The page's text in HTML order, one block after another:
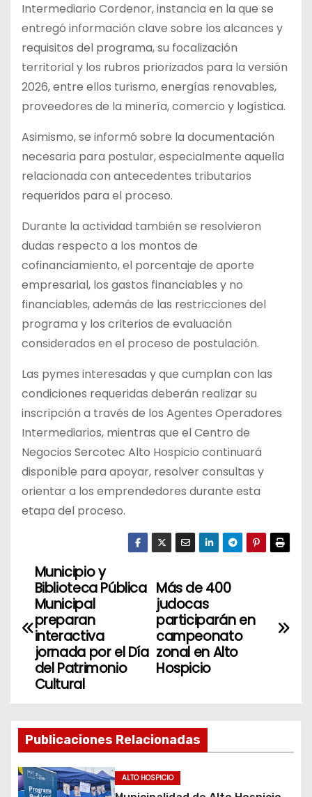
Intermediario Cordenor, instancia en la que se
entregó información clave sobre los alcances y
requisitos del programa, su focalización
territorial y los rubros priorizados para la versión
2026, entre ellos turismo, energías renovables,
proveedores de la minería, comercio y logística.
Asimismo, se informó sobre la documentación
necesaria para postular, especialmente aquella
relacionada con antecedentes tributarios
requeridos para el proceso.
Durante la actividad también se resolvieron
dudas respecto a los montos de
cofinanciamiento, el porcentaje de aporte
empresarial, los gastos financiables y no
financiables, además de las restricciones del
programa y los criterios de evaluación
considerados en el proceso de postulación.
Las pymes interesadas y que cumplan con las
condiciones requeridas deberán realizar su
inscripción a través de los Agentes Operadores
Intermediarios, mientras que el Centro de
Negocios Sercotec Alto Hospicio continuará
disponible para apoyar, resolver consultas y
orientar a los emprendedores durante esta
etapa del proceso.
N
v
a
c
i
Más de 400
judocas
participarán en
campeonato
zonal en Alto
Hospicio
Municipio y
Biblioteca Pública
Municipal
preparan
interactiva
jornada por el Día
del Patrimonio
Cultural
Publicaciones Relacionadas
ALTO HOSPICIO